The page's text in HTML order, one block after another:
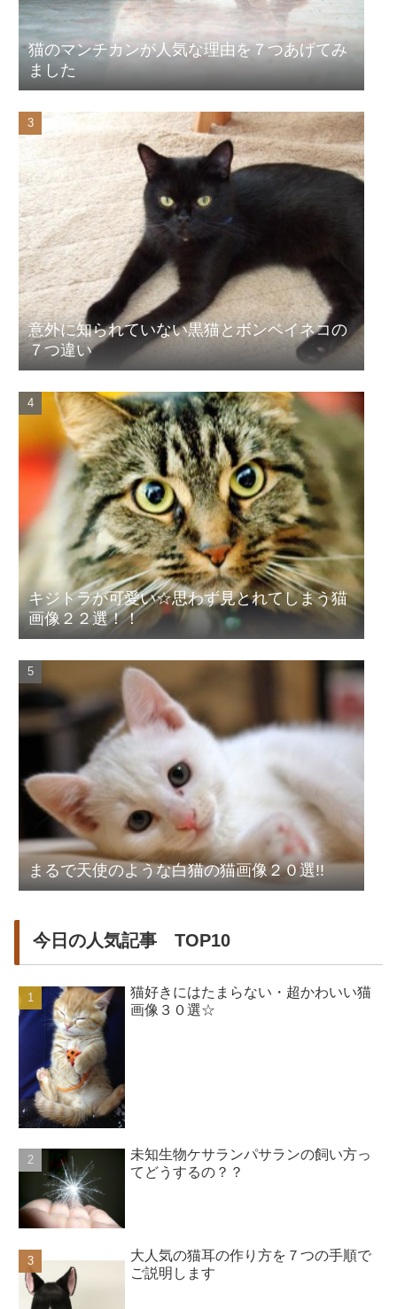
猫のマンチカンが人気な理由を７つあげてみ
ました
意外に知られていない黒猫とボンベイネコの
７つ違い
キジトラが可愛い☆思わず見とれてしまう猫
画像２２選！！
まるで天使のような白猫の猫画像２０選!!
今日の人気記事 TOP10
猫好きにはたまらない・超かわいい猫
画像３０選☆
未知生物ケサランパサランの飼い方っ
てどうするの？？
大人気の猫耳の作り方を７つの手順で
ご説明します